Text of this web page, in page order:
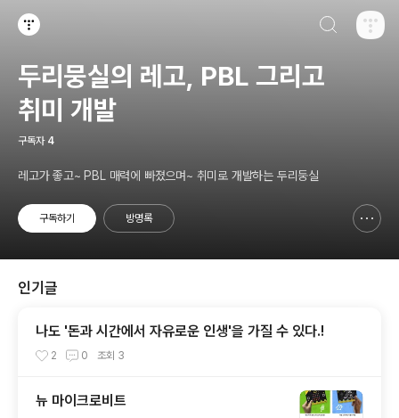
두리뭉실의 레고, PBL 그리고
취미 개발
구독자 4
레고가 좋고~ PBL 매력에 빠졌으며~ 취미로 개발하는 두리둥실
구독하기 방명록
인기글
나도 '돈과 시간에서 자유로운 인생'을 가질 수 있다.!
2 0 조회 3
뉴 마이크로비트